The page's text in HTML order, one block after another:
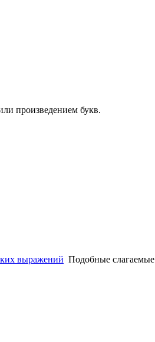
произведением букв.
выражений Подобные слагаемые